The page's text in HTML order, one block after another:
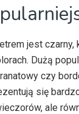
jest
Dużą
czy
się
ale